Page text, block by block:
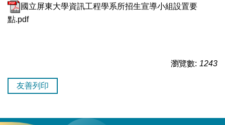
國立屏東大學資訊工程學系所招生宣導小組設置要
點.pdf
瀏覽數: 1243
友善列印